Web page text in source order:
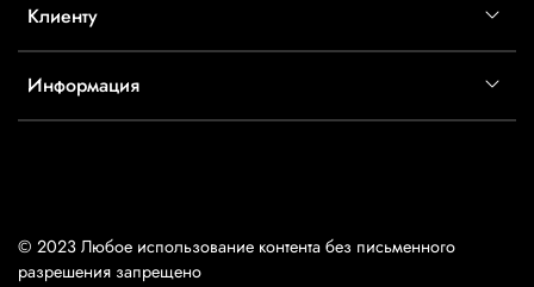
Клиенту
Информация
© 2023 Любое использование контента без письменного
разрешения запрещено